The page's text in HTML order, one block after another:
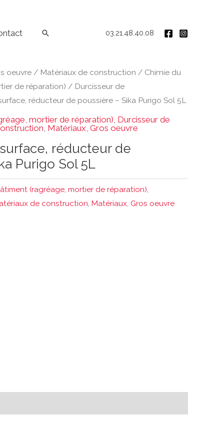
Rechercher 03.21.48.40.08
oeuvre / Matériaux de construction / Chimie du
de réparation) / Durcisseur de
réducteur de poussière – Sika Purigo Sol 5L
mortier de réparation) Durcisseur de
Matériaux, Gros oeuvre
réducteur de
Purigo Sol 5L
(ragréage, mortier de réparation),
de construction, Matériaux, Gros oeuvre